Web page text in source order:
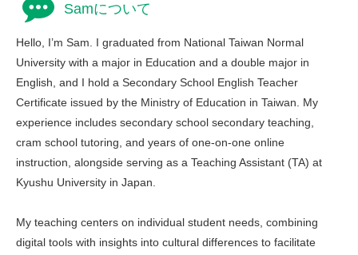
Samについて
Hello, I’m Sam. I graduated from National Taiwan Normal
University with a major in Education and a double major in
English, and I hold a Secondary School English Teacher
Certificate issued by the Ministry of Education in Taiwan. My
experience includes secondary school secondary teaching,
cram school tutoring, and years of one-on-one online
instruction, alongside serving as a Teaching Assistant (TA) at
Kyushu University in Japan.
My teaching centers on individual student needs, combining
digital tools with insights into cultural differences to facilitate